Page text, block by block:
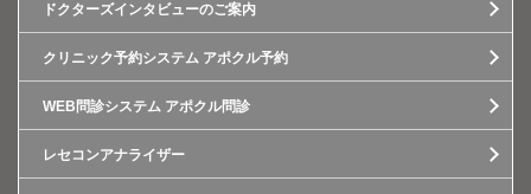
ドクターズインタビューのご案内
クリニック予約システム アポクル予約
WEB問診システム アポクル問診
レセコンアナライザー